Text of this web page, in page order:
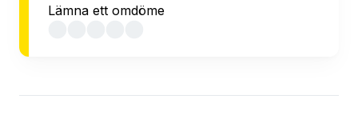
Lämna ett omdöme